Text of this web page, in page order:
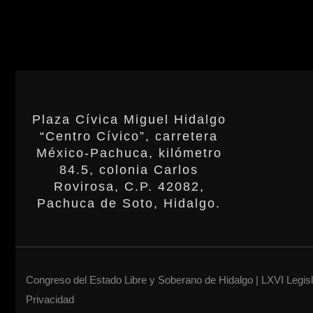
Plaza Cívica Miguel Hidalgo
“Centro Cívico”, carretera
México-Pachuca, kilómetro
84.5, colonia Carlos
Rovirosa, C.P. 42082,
Pachuca de Soto, Hidalgo.
Congreso del Estado Libre y Soberano de Hidalgo | LXVI
Privacidad